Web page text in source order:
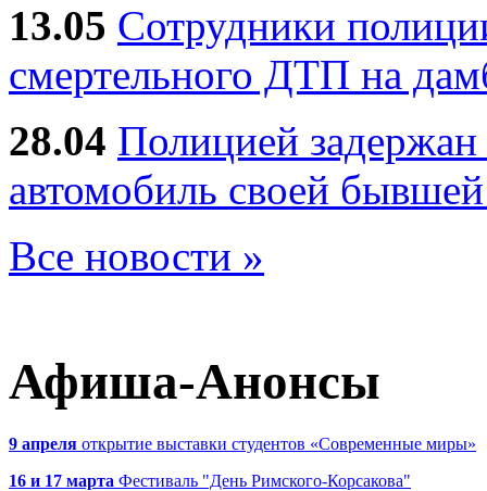
13.05 Сотрудники
смертельного ДТП на
28.04 Полицией
автомобиль своей
Все новости »
Афиша-Анонсы
9 апреля открытие выставки студентов «Современные миры»
16 и 17 марта Фестиваль "День Римского-Корсакова"